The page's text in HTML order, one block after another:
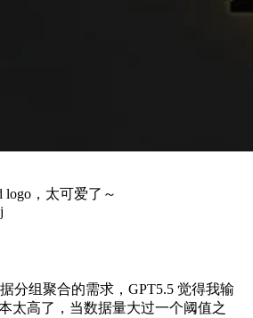
logo，太可爱了～
分组聚合的需求，GPT5.5 觉得我输
太高了，当数据量大过一个阈值之